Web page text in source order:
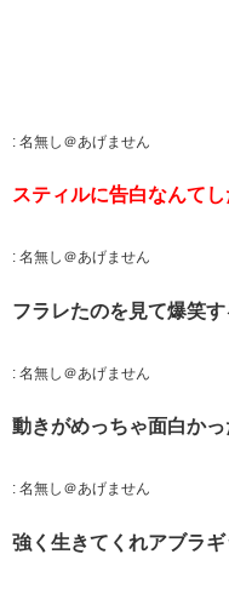
: 名無し＠あげません
スティルに告白なんて
: 名無し＠あげません
フラレたのを見て爆笑
: 名無し＠あげません
動きがめっちゃ面白か
: 名無し＠あげません
強く生きてくれアブラ